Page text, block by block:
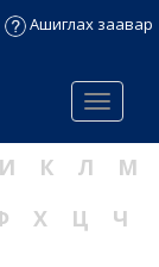
Ашиглах заавар
Menu
И К Л
М
Х Ц
Ч